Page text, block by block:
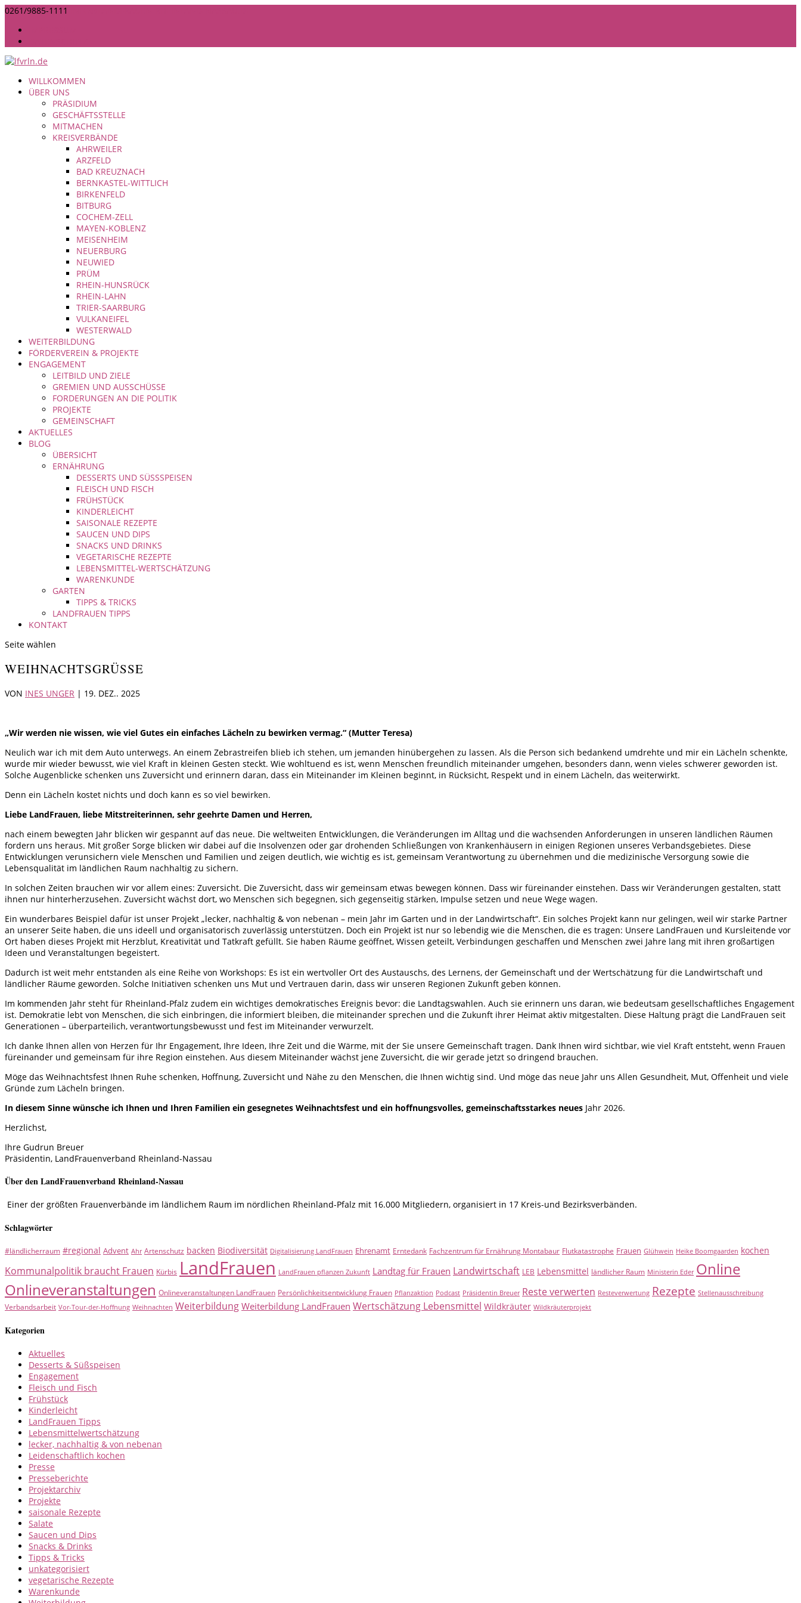
0261/9885-1111
WILLKOMMEN
ÜBER UNS
PRÄSIDIUM
GESCHÄFTSSTELLE
MITMACHEN
KREISVERBÄNDE
AHRWEILER
ARZFELD
BAD KREUZNACH
BERNKASTEL-WITTLICH
BIRKENFELD
BITBURG
COCHEM-ZELL
MAYEN-KOBLENZ
MEISENHEIM
NEUERBURG
NEUWIED
PRÜM
RHEIN-HUNSRÜCK
RHEIN-LAHN
TRIER-SAARBURG
VULKANEIFEL
WESTERWALD
WEITERBILDUNG
FÖRDERVEREIN & PROJEKTE
ENGAGEMENT
LEITBILD UND ZIELE
GREMIEN UND AUSSCHÜSSE
FORDERUNGEN AN DIE POLITIK
PROJEKTE
GEMEINSCHAFT
AKTUELLES
BLOG
ÜBERSICHT
ERNÄHRUNG
DESSERTS UND SÜSSSPEISEN
FLEISCH UND FISCH
FRÜHSTÜCK
KINDERLEICHT
SAISONALE REZEPTE
SAUCEN UND DIPS
SNACKS UND DRINKS
VEGETARISCHE REZEPTE
LEBENSMITTEL-WERTSCHÄTZUNG
WARENKUNDE
GARTEN
TIPPS & TRICKS
LANDFRAUEN TIPPS
KONTAKT
Seite wählen
WEIHNACHTSGRÜSSE
VON INES UNGER | 19. DEZ.. 2025
„Wir werden nie wissen, wie viel Gutes ein einfaches Lächeln zu bewirken vermag.“ (Mutter Teresa)
Neulich war ich mit dem Auto unterwegs. An einem Zebrastreifen blieb ich stehen, um jemanden hinübergehen zu lassen. Als die Person sich bedankend umdrehte und mir ein Lächeln schenkte,
wurde mir wieder bewusst, wie viel Kraft in kleinen Gesten steckt. Wie wohltuend es ist, wenn Menschen freundlich miteinander umgehen, besonders dann, wenn vieles schwerer geworden ist.
Solche Augenblicke schenken uns Zuversicht und erinnern daran, dass ein Miteinander im Kleinen beginnt, in Rücksicht, Respekt und in einem Lächeln, das weiterwirkt.
Denn ein Lächeln kostet nichts und doch kann es so viel bewirken.
Liebe LandFrauen, liebe Mitstreiterinnen, sehr geehrte Damen und Herren,
nach einem bewegten Jahr blicken wir gespannt auf das neue. Die weltweiten Entwicklungen, die Veränderungen im Alltag und die wachsenden Anforderungen in unseren ländlichen Räumen
fordern uns heraus. Mit großer Sorge blicken wir dabei auf die Insolvenzen oder gar drohenden Schließungen von Krankenhäusern in einigen Regionen unseres Verbandsgebietes. Diese
Entwicklungen verunsichern viele Menschen und Familien und zeigen deutlich, wie wichtig es ist, gemeinsam Verantwortung zu übernehmen und die medizinische Versorgung sowie die
Lebensqualität im ländlichen Raum nachhaltig zu sichern.
In solchen Zeiten brauchen wir vor allem eines: Zuversicht. Die Zuversicht, dass wir gemeinsam etwas bewegen können. Dass wir füreinander einstehen. Dass wir Veränderungen gestalten, statt
ihnen nur hinterherzusehen. Zuversicht wächst dort, wo Menschen sich begegnen, sich gegenseitig stärken, Impulse setzen und neue Wege wagen.
Ein wunderbares Beispiel dafür ist unser Projekt „lecker, nachhaltig & von nebenan – mein Jahr im Garten und in der Landwirtschaft“. Ein solches Projekt kann nur gelingen, weil wir starke Partner
an unserer Seite haben, die uns ideell und organisatorisch zuverlässig unterstützen. Doch ein Projekt ist nur so lebendig wie die Menschen, die es tragen: Unsere LandFrauen und Kursleitende vor
Ort haben dieses Projekt mit Herzblut, Kreativität und Tatkraft gefüllt. Sie haben Räume geöffnet, Wissen geteilt, Verbindungen geschaffen und Menschen zwei Jahre lang mit ihren großartigen
Ideen und Veranstaltungen begeistert.
Dadurch ist weit mehr entstanden als eine Reihe von Workshops: Es ist ein wertvoller Ort des Austauschs, des Lernens, der Gemeinschaft und der Wertschätzung für die Landwirtschaft und
ländlicher Räume geworden. Solche Initiativen schenken uns Mut und Vertrauen darin, dass wir unseren Regionen Zukunft geben können.
Im kommenden Jahr steht für Rheinland-Pfalz zudem ein wichtiges demokratisches Ereignis bevor: die Landtagswahlen. Auch sie erinnern uns daran, wie bedeutsam gesellschaftliches Engagement
ist. Demokratie lebt von Menschen, die sich einbringen, die informiert bleiben, die miteinander sprechen und die Zukunft ihrer Heimat aktiv mitgestalten. Diese Haltung prägt die LandFrauen seit
Generationen – überparteilich, verantwortungsbewusst und fest im Miteinander verwurzelt.
Ich danke Ihnen allen von Herzen für Ihr Engagement, Ihre Ideen, Ihre Zeit und die Wärme, mit der Sie unsere Gemeinschaft tragen. Dank Ihnen wird sichtbar, wie viel Kraft entsteht, wenn Frauen
füreinander und gemeinsam für ihre Region einstehen. Aus diesem Miteinander wächst jene Zuversicht, die wir gerade jetzt so dringend brauchen.
Möge das Weihnachtsfest Ihnen Ruhe schenken, Hoffnung, Zuversicht und Nähe zu den Menschen, die Ihnen wichtig sind. Und möge das neue Jahr uns Allen Gesundheit, Mut, Offenheit und viele
Gründe zum Lächeln bringen.
In diesem Sinne wünsche ich Ihnen und Ihren Familien ein gesegnetes Weihnachtsfest und ein hoffnungsvolles, gemeinschaftsstarkes neues Jahr 2026.
Herzlichst,
Ihre Gudrun Breuer
Präsidentin, LandFrauenverband Rheinland-Nassau
Über den LandFrauenverband Rheinland-Nassau
Einer der größten Frauenverbände im ländlichem Raum im nördlichen Rheinland-Pfalz mit 16.000 Mitgliedern, organisiert in 17 Kreis-und Bezirksverbänden.
Schlagwörter
#ländlicherraum #regional Advent Ahr Artenschutz backen Biodiversität Digitalisierung LandFrauen Ehrenamt Erntedank Fachzentrum für Ernährung Montabaur Flutkatastrophe Frauen Glühwein Heike Boomgaarden kochen
Kommunalpolitik braucht Frauen Kürbis LandFrauen LandFrauen pflanzen Zukunft Landtag für Frauen Landwirtschaft LEB Lebensmittel ländlicher Raum Ministerin Eder Online
Onlineveranstaltungen Onlineveranstaltungen LandFrauen Persönlichkeitsentwicklung Frauen Pflanzaktion Podcast Präsidentin Breuer Reste verwerten Resteverwertung Rezepte Stellenausschreibung
Verbandsarbeit Vor-Tour-der-Hoffnung Weihnachten Weiterbildung Weiterbildung LandFrauen Wertschätzung Lebensmittel Wildkräuter Wildkräuterprojekt
Kategorien
Aktuelles
Desserts & Süßspeisen
Engagement
Fleisch und Fisch
Frühstück
Kinderleicht
LandFrauen Tipps
Lebensmittelwertschätzung
lecker, nachhaltig & von nebenan
Leidenschaftlich kochen
Presse
Presseberichte
Projektarchiv
Projekte
saisonale Rezepte
Salate
Saucen und Dips
Snacks & Drinks
Tipps & Tricks
unkategorisiert
vegetarische Rezepte
Warenkunde